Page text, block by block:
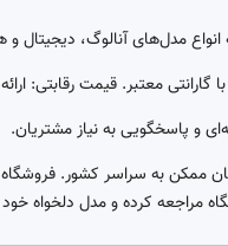
مدل‌های آنالوگ، دیجیتال و
معتبر. قیمت رقابتی:
و پاسخگویی به نیاز مشتریان.
ممکن به سراسر کشور.
مراجعه کرده و مدل دلخواه خود